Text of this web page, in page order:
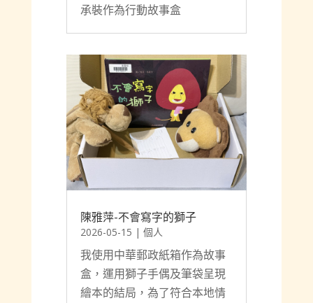
承裝作為行動故事盒
陳雅萍-不會寫字的獅子
2026-05-15 | 個人
我使用中華郵政紙箱作為故事
盒，運用獅子手偶及筆袋呈現
繪本的結局，為了符合本地情